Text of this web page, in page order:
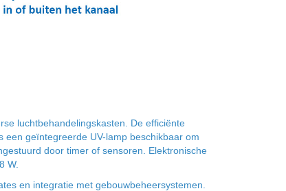
luchtbehandelingskasten. De efficiënte
geïntegreerde UV-lamp beschikbaar om
door timer of sensoren. Elektronische
W.
en integratie met gebouwbeheersystemen.